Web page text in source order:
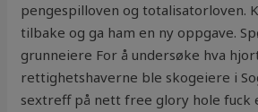
pengespilloven og totalisatorloven.
tilbake og ga ham en ny oppgave.
grunneiere For å undersøke hva
rettighetshaverne ble skogeiere i
sextreff på nett free glory hole fuck